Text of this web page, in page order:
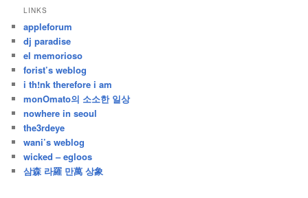
난
글
LINKS
appleforum
dj paradise
el memorioso
forist’s weblog
i th!nk therefore i am
monOmato의 소소한 일상
nowhere in seoul
the3rdeye
wani’s weblog
wicked – egloos
삼森 라羅 만萬 상象